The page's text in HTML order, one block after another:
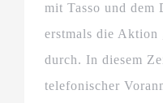
mit Tasso und dem
erstmals die Aktion
durch. In diesem
telefonischer